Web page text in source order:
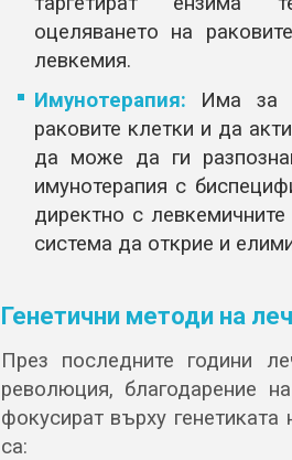
оцеляването на
левкемия.
Имунотерапия: Има за
раковите клетки и да
да може да ги
имунотерапия с
директно с
система да открие и
Генетични методи на
През последните години
революция, благодарение
фокусират върху
са: